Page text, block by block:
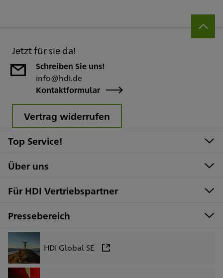
Jetzt für sie da!
Schreiben Sie uns!
info@hdi.de
Kontaktformular
Vertrag widerrufen
Top Service!
Über uns
Für HDI Vertriebspartner
Pressebereich
HDI Global SE